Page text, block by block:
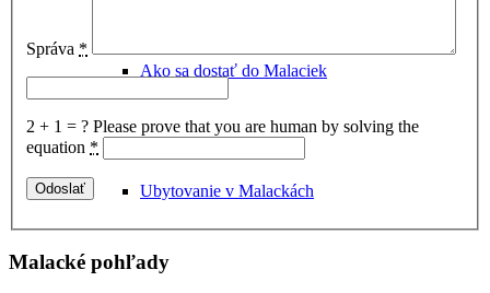
Ako sa dostať do Malaciek
Ubytovanie v Malackách
Správa *
2 + 1 = ? Please prove that you are human by solving the
equation *
Malacké pohľady